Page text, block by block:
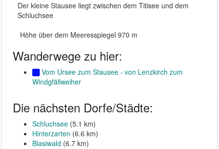
Der kleine Stausee liegt zwischen dem Titisee und dem
Schluchsee
Höhe über dem Meeresspiegel 970 m
Wanderwege zu hier:
Vom Ursee zum Stausee - von Lenzkirch zum
Windgfällweiher
Die nächsten Dorfe/Städte:
Schluchsee (5.1 km)
Hinterzarten (6.6 km)
Blasiwald (6.7 km)